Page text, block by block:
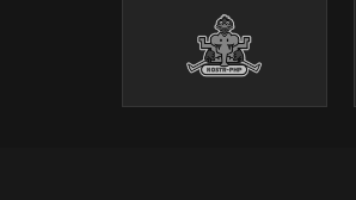
ISENÇÃO DE
Este conteúdo foi
NÃO é uma recomendação
As opiniões apresentadas